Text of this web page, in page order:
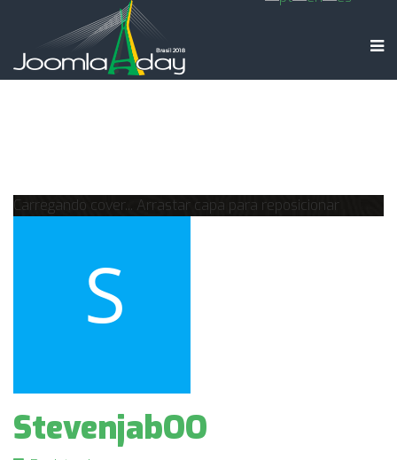
Carregando cover... Arrastar capa para reposicionar
StevenjabOO